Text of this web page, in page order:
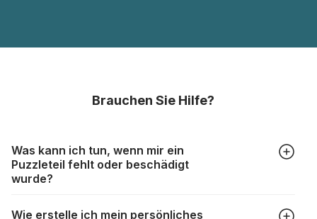
Brauchen Sie Hilfe?
Was kann ich tun, wenn mir ein
Puzzleteil fehlt oder beschädigt
wurde?
Wie erstelle ich mein persönliches